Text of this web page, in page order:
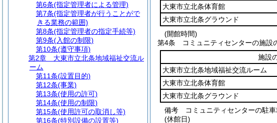
大東市立北条体育館
大東市立北条グラウンド
(開館時間)
第4条
コミュニティセンターの施設
施設
大東市立北条地域福祉交流ルーム
大東市立北条体育館
大東市立北条グラウンド
備考 コミュニティセンターの駐車
(休館日)
第6条(指定管理者による管理)
第7条(指定管理者が行うことがで
きる業務の範囲)
第8条(指定管理者の指定手続等)
第9条(入館の制限)
第10条(遵守事項)
第2章
大東市立北条地域福祉交流ル
ーム
第11条(設置目的)
第12条(事業)
第13条(使用の許可)
第14条(使用の制限)
第15条(使用許可の取消し等)
第16条(特別設備の設置等)